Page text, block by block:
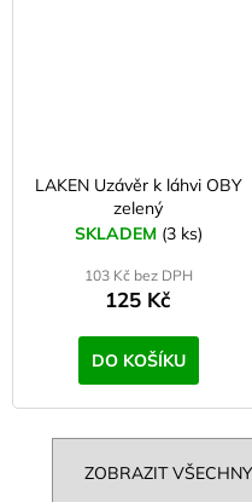
LAKEN Uzávěr k láhvi OBY
zelený
SKLADEM (3 ks)
103 Kč bez DPH
125 Kč
DO KOŠÍKU
ZOBRAZIT